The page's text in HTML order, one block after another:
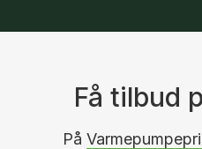
Få tilbud
På